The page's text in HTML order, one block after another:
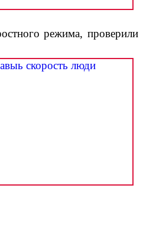
режима, проверили